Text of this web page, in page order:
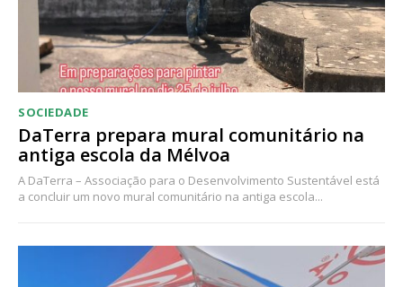
SOCIEDADE
DaTerra prepara mural comunitário na
antiga escola da Mélvoa
A DaTerra – Associação para o Desenvolvimento Sustentável está
a concluir um novo mural comunitário na antiga escola...